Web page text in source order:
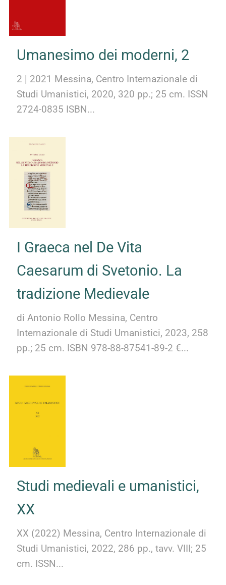
Umanesimo dei moderni, 2
2 | 2021 Messina, Centro Internazionale di
Studi Umanistici, 2020, 320 pp.; 25 cm. ISSN
2724-0835 ISBN...
I Graeca nel De Vita
Caesarum di Svetonio. La
tradizione Medievale
di Antonio Rollo Messina, Centro
Internazionale di Studi Umanistici, 2023, 258
pp.; 25 cm. ISBN 978-88-87541-89-2 €...
Studi medievali e umanistici,
XX
XX (2022) Messina, Centro Internazionale di
Studi Umanistici, 2022, 286 pp., tavv. VIII; 25
cm. ISSN...